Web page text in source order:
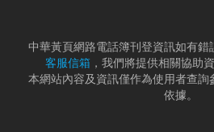
中華黃頁網路電話簿刊登資訊如有錯
客服信箱 ，我們將提供相關協助
本網站內容及資訊僅作為使用者查
依據。